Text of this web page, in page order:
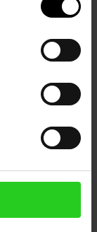
sind
Produkt der
kann es zu
zu einem
stoß- und
zusätzlich